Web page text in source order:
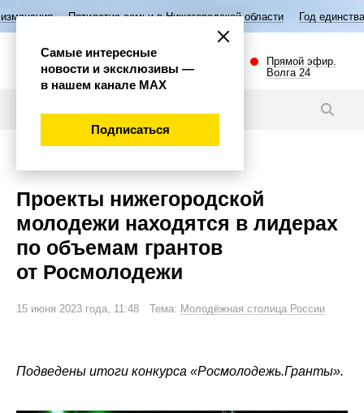
семьи в Нижегородской области Год единства народов России
Прямой эфир.
Волга 24
Проекты нижегородской
молодежи находятся в лидерах
по объемам грантов
от Росмолодежи
15 июня 2023 года, 11:48 Тема: Молодёжная столица России
Подведены итоги конкурса «Росмолодежь.Гранты».
Самые интересные
новости и эксклюзивы —
в нашем канале МАХ
Подписаться